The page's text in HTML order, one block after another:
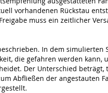
vorhandenen Rückstau
muss ein zeitlicher
In dem simulierten
die gefahren werden kann,
Der Unterschied beträgt,
Abfließen der angestauten